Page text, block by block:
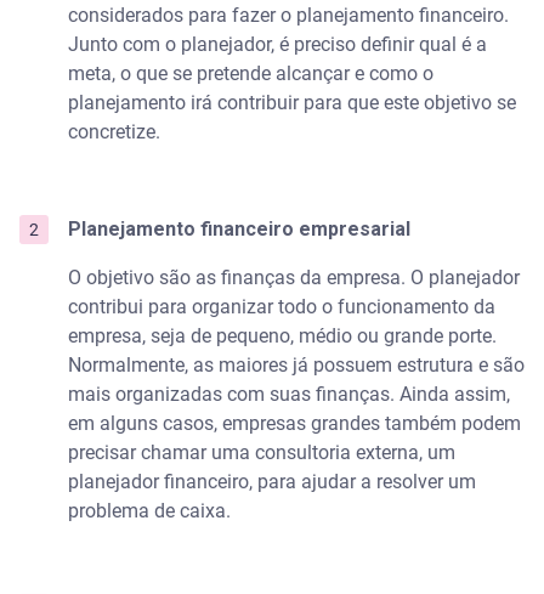
considerados para fazer o planejamento financeiro.
Junto com o planejador, é preciso definir qual é a
meta, o que se pretende alcançar e como o
planejamento irá contribuir para que este objetivo se
concretize.
Planejamento financeiro empresarial
O objetivo são as finanças da empresa. O planejador
contribui para organizar todo o funcionamento da
empresa, seja de pequeno, médio ou grande porte.
Normalmente, as maiores já possuem estrutura e são
mais organizadas com suas finanças. Ainda assim,
em alguns casos, empresas grandes também podem
precisar chamar uma consultoria externa, um
planejador financeiro, para ajudar a resolver um
problema de caixa.